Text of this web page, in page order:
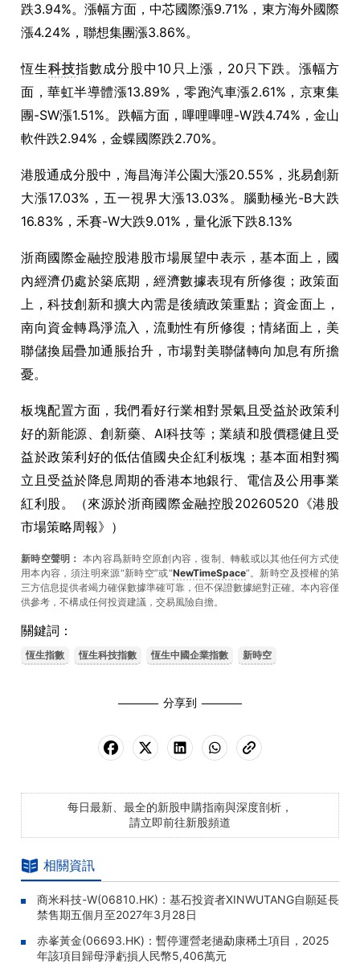
跌3.94%。漲幅方面，中芯國際漲9.71%，東方海外國際
漲4.24%，聯想集團漲3.86%。
恆生科技指數成分股中10只上漲，20只下跌。漲幅方
面，華虹半導體漲13.89%，零跑汽車漲2.61%，京東集
團-SW漲1.51%。跌幅方面，嗶哩嗶哩-W跌4.74%，金山
軟件跌2.94%，金蝶國際跌2.70%。
港股通成分股中，海昌海洋公園大漲20.55%，兆易創新
大漲17.03%，五一視界大漲13.03%。腦動極光-B大跌
16.83%，禾賽-W大跌9.01%，量化派下跌8.13%
浙商國際金融控股港股市場展望中表示，基本面上，國
內經濟仍處於築底期，經濟數據表現有所修復；政策面
上，科技創新和擴大內需是後續政策重點；資金面上，
南向資金轉爲淨流入，流動性有所修復；情緒面上，美
聯儲換屆疊加通脹抬升，市場對美聯儲轉向加息有所擔
憂。
板塊配置方面，我們看好行業相對景氣且受益於政策利
好的新能源、創新藥、AI科技等；業績和股價穩健且受
益於政策利好的低估值國央企紅利板塊；基本面相對獨
立且受益於降息周期的香港本地銀行、電信及公用事業
紅利股。（來源於浙商國際金融控股20260520《港股
市場策略周報》）
新時空聲明： 本內容爲新時空原創內容，復制、轉載或以其他任何方式使
用本內容，須注明來源“新時空”或“NewTimeSpace”。新時空及授權的第
三方信息提供者竭力確保數據準確可靠，但不保證數據絕對正確。本內容僅
供參考，不構成任何投資建議，交易風險自擔。
關鍵詞：
恆生指數 恆生科技指數 恆生中國企業指數 新時空
分享到
每日最新、最全的新股申購指南與深度剖析，
請立即前往新股頻道
相關資訊
商米科技-W(06810.HK)：基石投資者XINWUTANG自願延長
禁售期五個月至2027年3月28日
赤峯黃金(06693.HK)：暫停運營老撾勐康稀土項目，2025
年該項目歸母淨虧損人民幣5,406萬元